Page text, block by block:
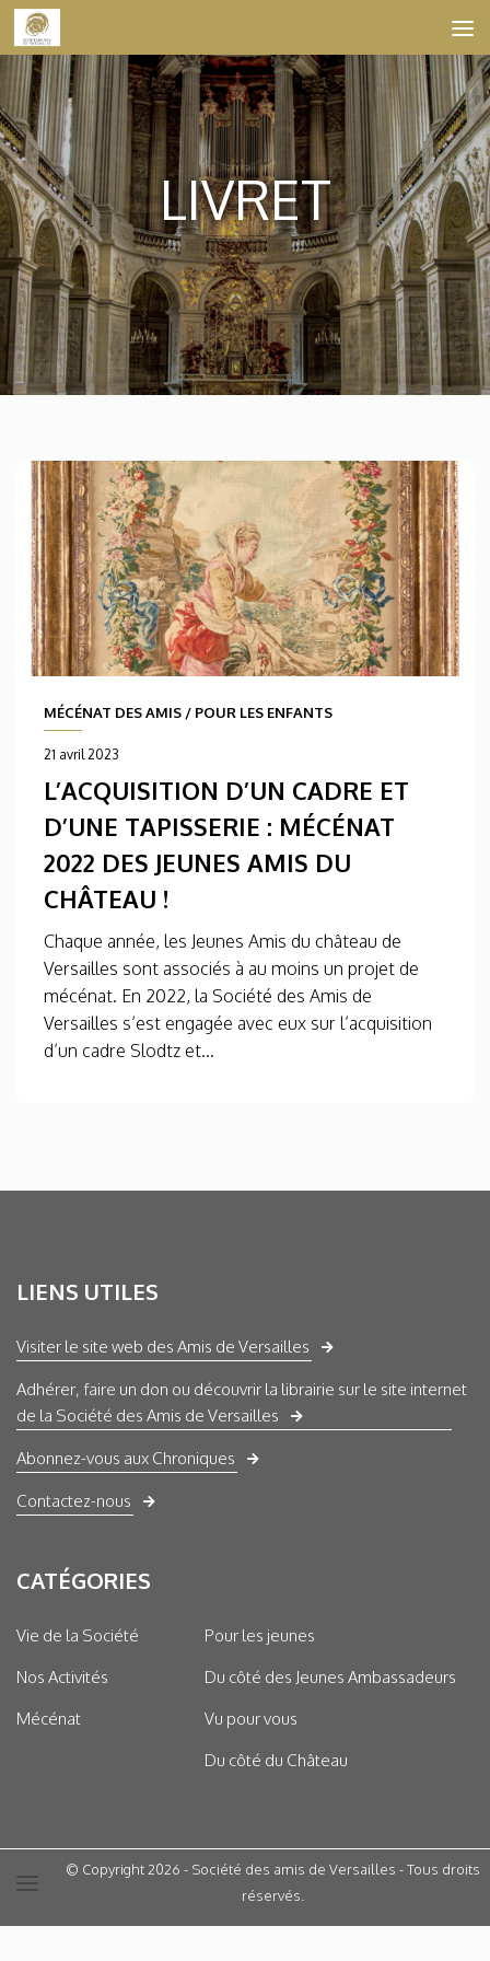
Skip to content
LIVRET
MÉCÉNAT DES AMIS / POUR LES ENFANTS
21 avril 2023
L’ACQUISITION D’UN CADRE ET
D’UNE TAPISSERIE : MÉCÉNAT
2022 DES JEUNES AMIS DU
CHÂTEAU !
Chaque année, les Jeunes Amis du château de
Versailles sont associés à au moins un projet de
mécénat. En 2022, la Société des Amis de
Versailles s’est engagée avec eux sur l’acquisition
d’un cadre Slodtz et...
LIENS UTILES
Visiter le site web des Amis de Versailles
Adhérer, faire un don ou découvrir la librairie sur le site internet
de la Société des Amis de Versailles
Abonnez-vous aux Chroniques
Contactez-nous
CATÉGORIES
Vie de la Société
Nos Activités
Mécénat
Pour les jeunes
Du côté des Jeunes Ambassadeurs
Vu pour vous
Du côté du Château
© Copyright 2026 - Société des amis de Versailles - Tous droits
réservés.